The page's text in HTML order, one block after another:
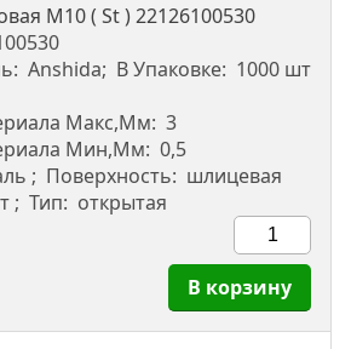
M10 ( St ) 22126100530
Anshida В Упаковке: 1000 шт
Макс,мм: 3
Мин,мм: 0,5
Поверхность: шлицевая
Тип: открытая
В корзину